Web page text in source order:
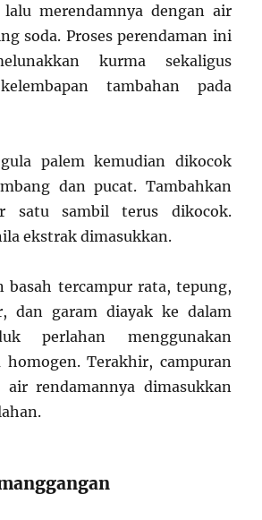
merendamnya dengan air
soda. Proses perendaman ini
kurma sekaligus
tambahan pada
palem kemudian dikocok
dan pucat. Tambahkan
satu sambil terus dikocok.
ekstrak dimasukkan.
basah tercampur rata, tepung,
dan garam diayak ke dalam
perlahan menggunakan
homogen. Terakhir, campuran
air rendamannya dimasukkan